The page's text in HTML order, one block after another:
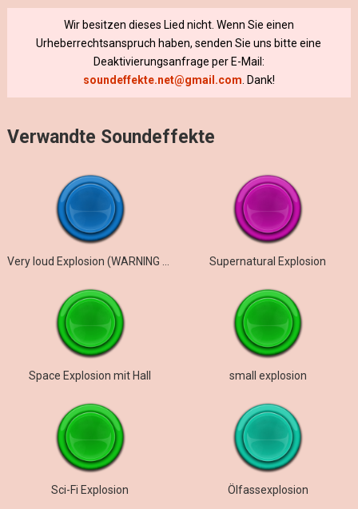
Wir besitzen dieses Lied nicht. Wenn Sie einen
Urheberrechtsanspruch haben, senden Sie uns bitte eine
Deaktivierungsanfrage per E-Mail:
soundeffekte.net@gmail.com . Dank!
Verwandte Soundeffekte
Supernatural Explosion
Space Explosion mit Hall small explosion
Sci-Fi Explosion Ölfassexplosion